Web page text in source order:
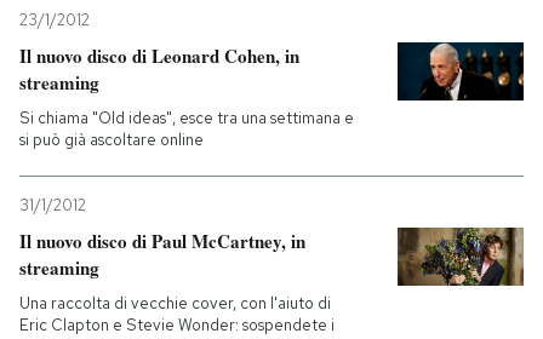
23/1/2012
Il nuovo disco di Leonard Cohen, in
streaming
Si chiama "Old ideas", esce tra una settimana e
si può già ascoltare online
31/1/2012
Il nuovo disco di Paul McCartney, in
streaming
Una raccolta di vecchie cover, con l'aiuto di
Eric Clapton e Stevie Wonder: sospendete i